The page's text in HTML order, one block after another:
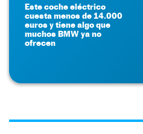
Este coche eléctrico
cuesta menos de 14.000
euros y tiene algo que
muchos BMW ya no
ofrecen